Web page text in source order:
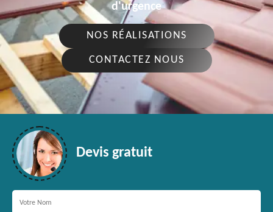
d'urgence
NOS RÉALISATIONS
CONTACTEZ NOUS
Devis gratuit